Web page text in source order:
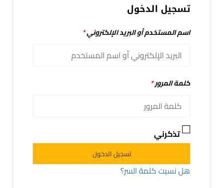
تسجيل الدخول
اسم المستخدم أو البريد الإلكتروني*
كلمة المرور*
تذكرني
تسجيل الدخول
هل نسيت كلمة السر؟